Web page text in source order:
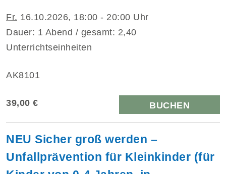
Fr. 16.10.2026, 18:00 - 20:00 Uhr
Dauer: 1 Abend / gesamt: 2,40
Unterrichtseinheiten
AK8101
39,00 € BUCHEN
NEU Sicher groß werden –
Unfallprävention für Kleinkinder (für